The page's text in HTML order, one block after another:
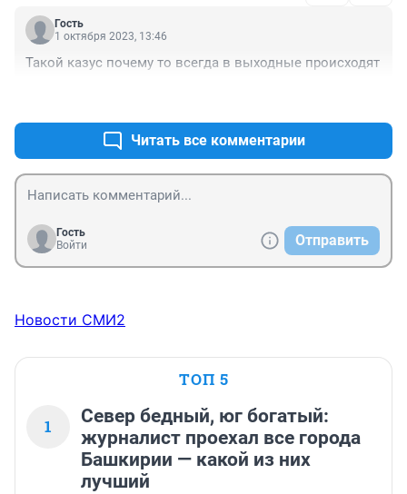
Гость
1 октября 2023, 13:46
Такой казус почему то всегда в выходные происходят
Читать все комментарии
Гость
Войти
Отправить
Новости СМИ2
ТОП 5
1
Север бедный, юг богатый:
журналист проехал все города
Башкирии — какой из них
лучший